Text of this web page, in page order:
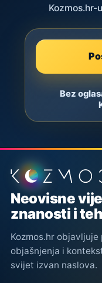
Kozmos.hr-
Bez
Podnožje
Neovisne
znanosti i
Kozmos.hr
objašnjenja i
svijet izvan naslova.